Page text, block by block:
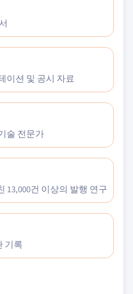
이션 및 공시 자료
술 전문가
13,000건 이상의 발행 연구
기록